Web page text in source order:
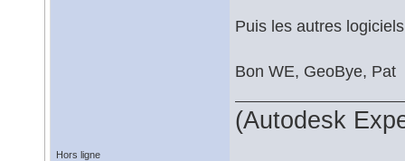
Puis les autres
Bon WE, GeoBye, Pat
(Autodesk
Hors ligne